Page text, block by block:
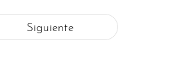
Siguiente